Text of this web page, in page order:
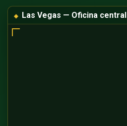
Las Vegas — Oficina central